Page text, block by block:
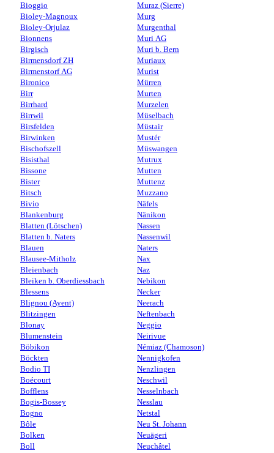
Bioggio
Bioley-Magnoux
Bioley-Orjulaz
Bionnens
Birgisch
Birmensdorf ZH
Birmenstorf AG
Bironico
Birr
Birrhard
Birrwil
Birsfelden
Birwinken
Bischofszell
Bisisthal
Bissone
Bister
Bitsch
Bivio
Blankenburg
Blatten (Lötschen)
Blatten b. Naters
Blauen
Blausee-Mitholz
Bleienbach
Bleiken b. Oberdiessbach
Blessens
Blignou (Ayent)
Blitzingen
Blonay
Blumenstein
Böbikon
Böckten
Bodio TI
Boécourt
Bofflens
Bogis-Bossey
Bogno
Bôle
Bolken
Boll
Muraz (Sierre)
Murg
Murgenthal
Muri AG
Muri b. Bern
Muriaux
Murist
Mürren
Murten
Murzelen
Müselbach
Müstair
Mustér
Müswangen
Mutrux
Mutten
Muttenz
Muzzano
Näfels
Nänikon
Nassen
Nassenwil
Naters
Nax
Naz
Nebikon
Necker
Neerach
Neftenbach
Neggio
Neirivue
Némiaz (Chamoson)
Nennigkofen
Nenzlingen
Neschwil
Nesselnbach
Nesslau
Netstal
Neu St. Johann
Neuägeri
Neuchâtel